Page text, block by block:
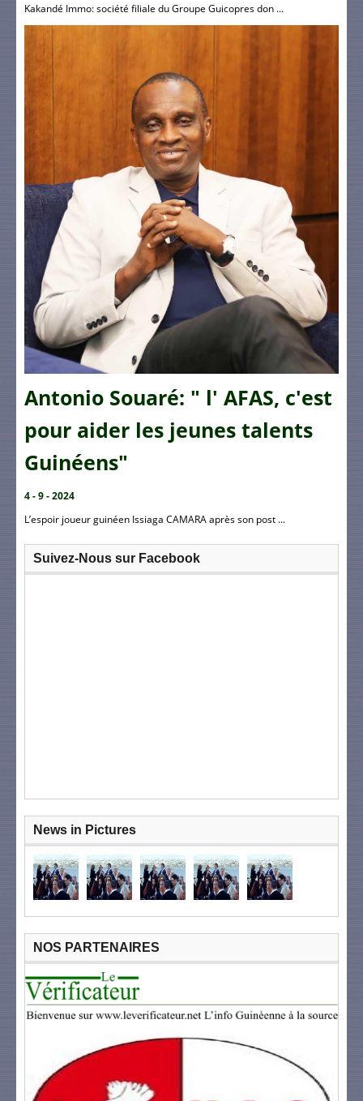
Kakandé Immo: société filiale du Groupe Guicopres don ...
Antonio Souaré: " l' AFAS, c'est
pour aider les jeunes talents
Guinéens"
4 - 9 - 2024
L’espoir joueur guinéen Issiaga CAMARA après son post ...
Suivez-Nous sur Facebook
News in Pictures
NOS PARTENAIRES